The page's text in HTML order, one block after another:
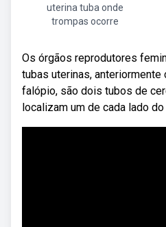
uterina tuba onde
trompas ocorre
Os órgãos reprodutores
tubas uterinas,
falópio, são dois tubos de
localizam um de cada lado do